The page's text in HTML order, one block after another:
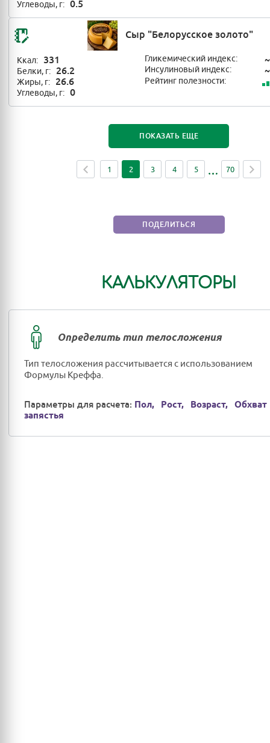
Углеводы, г: 0.5
Сыр "Белорусское золото"
Ккал: 331
Белки, г: 26.2
Жиры, г: 26.6
Углеводы, г: 0
Гликемический индекс: ~
Инсулиновый индекс: ~
Рейтинг полезности:
ПОКАЗАТЬ ЕЩЕ
1 2 3 4 5 70
ПОДЕЛИТЬСЯ
КАЛЬКУЛЯТОРЫ
Определить тип телосложения
Тип телосложения рассчитывается с использованием
Формулы Креффа.
Параметры для расчета: Пол, Рост, Возраст,
Обхват
запястья